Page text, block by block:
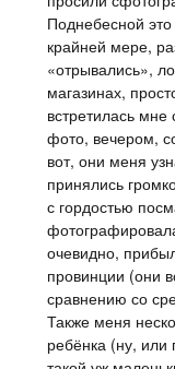
Поднебесной
крайней мере,
«отрывались»,
магазинах,
встретилась
фото, вечером,
вот, они меня
принялись
с гордостью
очевидно,
провинции (они
сравнению со
Также меня
ребёнка (ну, или